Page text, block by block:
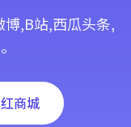
,B站,西瓜头条,
商城